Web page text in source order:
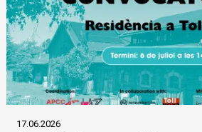
17.06.2026